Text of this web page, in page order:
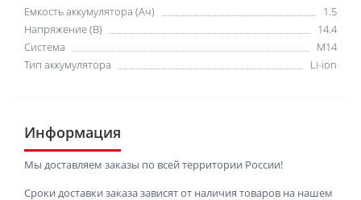
Емкость аккумулятора (Ач)
1.5
Напряжение (В)
14.4
Система
М14
Тип аккумулятора
Li-ion
Информация
Мы доставляем заказы по всей территории России!
Сроки доставки заказа зависят от наличия товаров на нашем